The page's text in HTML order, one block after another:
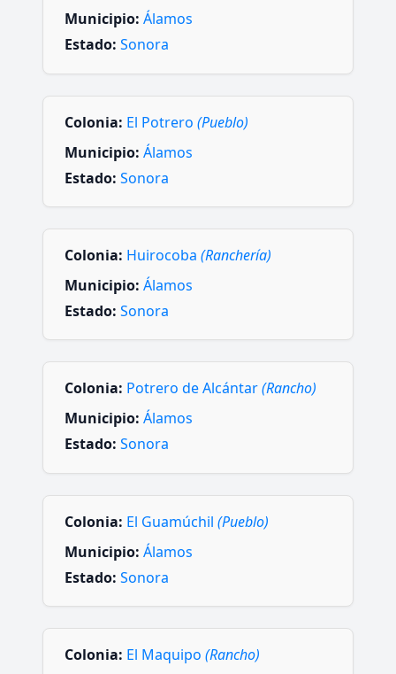
Municipio: Álamos
Estado: Sonora
Colonia: El Potrero (Pueblo)
Municipio: Álamos
Estado: Sonora
Colonia: Huirocoba (Ranchería)
Municipio: Álamos
Estado: Sonora
Colonia: Potrero de Alcántar(Rancho)
Municipio: Álamos
Estado: Sonora
Colonia: El Guamúchil (Pueblo)
Municipio: Álamos
Estado: Sonora
Colonia: El Maquipo (Rancho)